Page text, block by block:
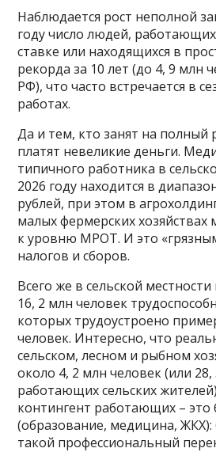
Наблюдается рост неполной
году число людей,
ставке или находящихся в
рекорда за 10 лет (до 4, 9 млн
РФ), что часто встречается в
работах.
Да и тем, кто занят на полный
платят невеликие деньги.
типичного работника в
2026 году находится в
рублей, при этом в
малых фермерских хозяйствах
к уровню МРОТ. И это
налогов и сборов.
Всего же в сельской
16, 2 млн человек
которых трудоустроено
человек. Интересно, что
сельском, лесном и рыбном
около 4, 2 млн человек (или 28,
работающих сельских
контингент работающих –
(образование, медицина, ЖКХ):
такой профессиональный